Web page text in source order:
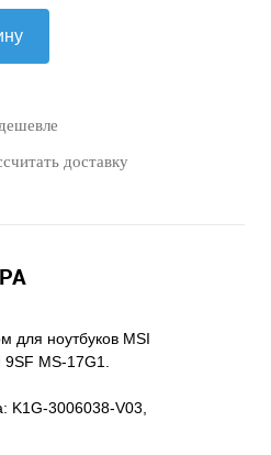
доставку
для ноутбуков MSI
9SF MS-17G1.
K1G-3006038-V03,